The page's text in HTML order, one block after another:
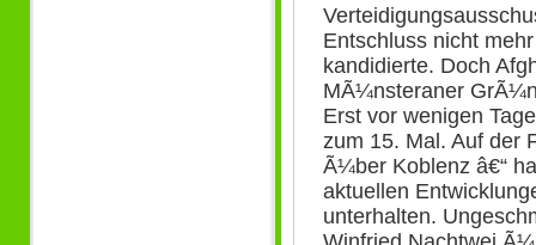
Entschluss nicht
kandidierte. Doch
MÃ¼nsteraner
Erst vor wenigen
zum 15. Mal. Auf der
Ã¼ber Koblenz â€“
aktuellen
unterhalten.